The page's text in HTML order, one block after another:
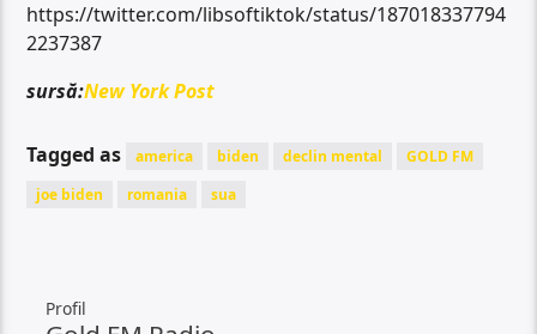
https://twitter.com/libsoftiktok/status/187018337794
2237387
sursă:New York Post
Tagged as america biden declin mental
GOLD FM
joe biden
romania sua
Profil